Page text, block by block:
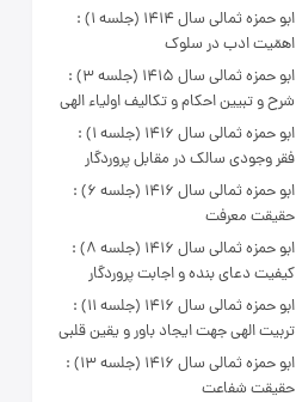
ابو حمزه ثمالی سال 1414 (جلسه 1) :
اهمّیت ادب در سلوک
ابو حمزه ثمالی سال 1415 (جلسه 3) :
شرح و تبیین احکام و تکالیف اولیاء الهی
ابو حمزه ثمالی سال 1416 (جلسه 1) :
فقر وجودی سالک در مقابل پروردگار
ابو حمزه ثمالی سال 1416 (جلسه 6) :
حقیقت معرفت
ابو حمزه ثمالی سال 1416 (جلسه 8) :
کیفیت دعای بنده و اجابت پروردگار
ابو حمزه ثمالی سال 1416 (جلسه 11) :
تربیت الهی جهت ایجاد باور و یقین قلبی
ابو حمزه ثمالی سال 1416 (جلسه 13) :
حقیقت شفاعت